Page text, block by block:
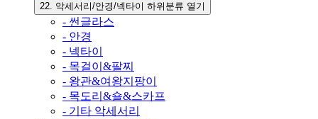
22. 악세서리/안경/넥타이 하위분류 열기
- 썬글라스
- 안경
- 넥타이
- 목걸이&팔찌
- 왕관&여왕지팡이
- 목도리&숄&스카프
- 기타 악세서리